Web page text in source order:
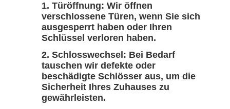
Türöffnung: Wir öffnen
verschlossene Türen, wenn Sie sich
ausgesperrt haben oder Ihren
Schlüssel verloren haben.
Schlosswechsel: Bei Bedarf
tauschen wir defekte oder
beschädigte Schlösser aus, um die
Sicherheit Ihres Zuhauses zu
gewährleisten.